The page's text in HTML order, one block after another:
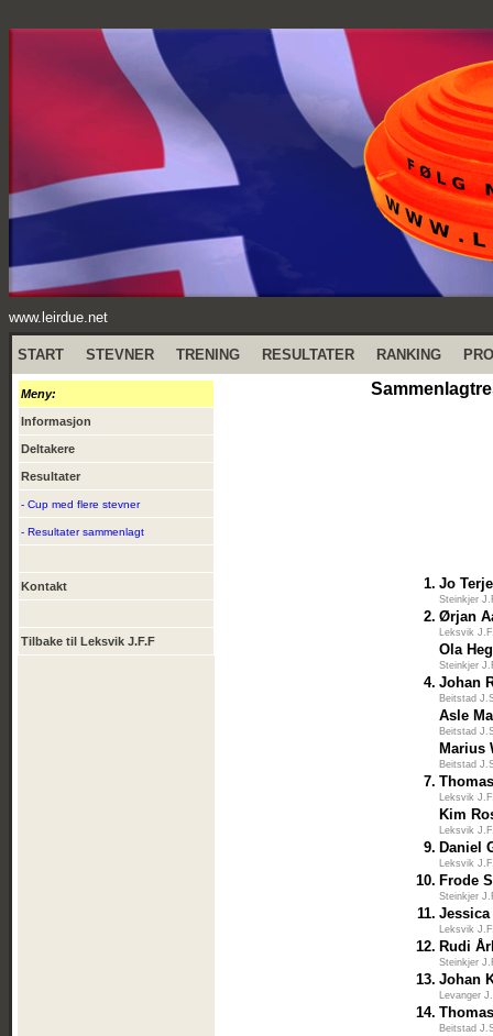
www.leirdue.net
START STEVNER TRENING RESULTATER RANKING
Meny:
Informasjon
Deltakere
Resultater
- Cup med flere stevner
- Resultater sammenlagt
Kontakt
Tilbake til Leksvik J.F.F
1. Jo
Steinkjer
2. Ørjan
Leksvik
Ola
Steinkjer
4. Johan
Beitstad
Asle
Beitstad
Marius
Beitstad
7.
Leksvik
Kim
Leksvik
9. Daniel
Leksvik
10. Frode
Steinkjer
11.
Leksvik
12. Rudi
Steinkjer
13. Johan
Levanger
14.
Beitstad